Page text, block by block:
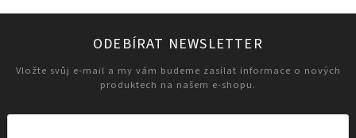
ODEBÍRAT NEWSLETTER
Vložte svůj e-mail a my vám budeme zasílat informace o nových
produktech na našem e-shopu.